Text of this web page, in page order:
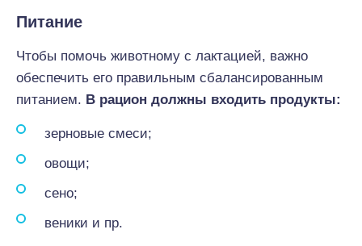
Питание
Чтобы помочь животному с лактацией, важно
обеспечить его правильным сбалансированным
питанием. В рацион должны входить продукты:
зерновые смеси;
овощи;
сено;
веники и пр.